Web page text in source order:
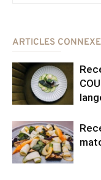
ARTICLES